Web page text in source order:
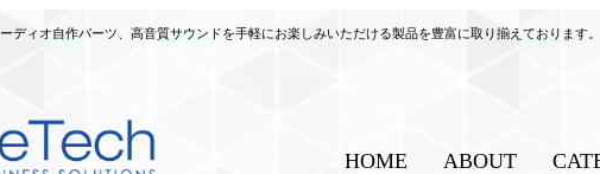
ディオ自作パーツ、高音質サウンドを手軽にお楽しみいただける製品を豊富に取り揃えております
HOME ABOUT